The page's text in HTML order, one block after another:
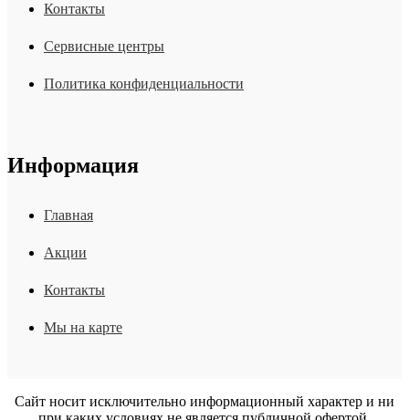
Контакты
Сервисные центры
Политика конфиденциальности
Информация
Главная
Акции
Контакты
Мы на карте
Сайт носит исключительно информационный характер и ни